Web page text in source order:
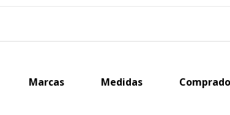
Marcas Medidas